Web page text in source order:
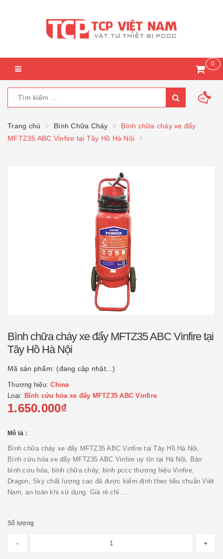
0
Trang chủ Bình Chữa Cháy
Bình chữa cháy xe đẩy
MFTZ35 ABC Vinfire tại Tây Hồ Hà Nội
Bình chữa cháy xe đẩy MFTZ35 ABC Vinfire tại
Tây Hồ Hà Nội
Mã sản phẩm: (đang cập nhật...)
Thương hiệu:China
Loại: Bình cứu hỏa xe đẩy MFTZ35 ABC Vinfire
1.650.000₫
Mô tả :
Bình chữa cháy xe đẩy MFTZ35 ABC Vinfire tại Tây Hồ Hà Nội,
Bình cứu hỏa xe đẩy MFTZ35 ABC Vinfire uy tín tại Hà Nội, Bán
bình cứu hỏa, bình chữa cháy, bình pccc thương hiệu Vinfire,
Dragon, Sky chất lượng cao đã được kiểm định theo tiêu chuẩn Việt
Nam, an toàn khi sử dụng. Giá rẻ chỉ ...
Số lượng
- +